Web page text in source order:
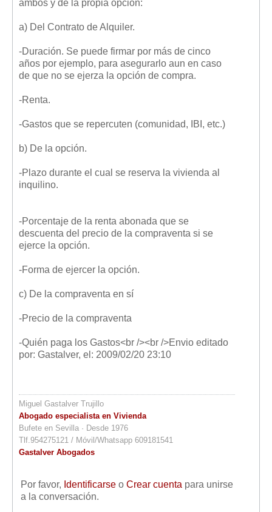
ambos y de la propia opción:
a) Del Contrato de Alquiler.
-Duración. Se puede firmar por más de cinco
años por ejemplo, para asegurarlo aun en caso
de que no se ejerza la opción de compra.
-Renta.
-Gastos que se repercuten (comunidad, IBI, etc.)
b) De la opción.
-Plazo durante el cual se reserva la vivienda al
inquilino.
-Porcentaje de la renta abonada que se
descuenta del precio de la compraventa si se
ejerce la opción.
-Forma de ejercer la opción.
c) De la compraventa en sí
-Precio de la compraventa
-Quién paga los Gastos<br /><br />Envio editado
por: Gastalver, el: 2009/02/20 23:10
Miguel Gastalver Trujillo
Abogado especialista en Vivienda
Bufete en Sevilla · Desde 1976
Tlf.954275121 / Móvil/Whatsapp 609181541
Gastalver Abogados
Por favor, Identificarse o Crear cuenta para unirse
a la conversación.